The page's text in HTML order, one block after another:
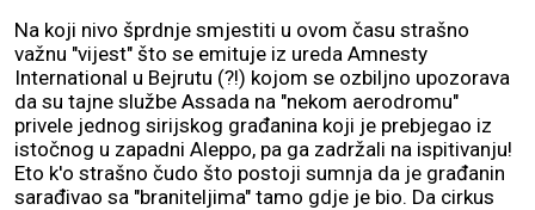
Na koji nivo šprdnje smjestiti u ovom času strašno
važnu "vijest" što se emituje iz ureda Amnesty
International u Bejrutu (?!) kojom se ozbiljno upozorava
da su tajne službe Assada na "nekom aerodromu"
privele jednog sirijskog građanina koji je prebjegao iz
istočnog u zapadni Aleppo, pa ga zadržali na ispitivanju!
Eto k'o strašno čudo što postoji sumnja da je građanin
sarađivao sa "braniteljima" tamo gdje je bio. Da cirkus